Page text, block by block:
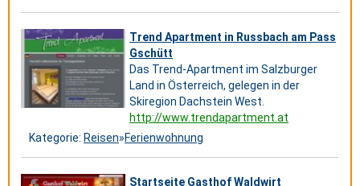
Trend Apartment in Russbach am Pass
Gschütt
Das Trend-Apartment im Salzburger
Land in Österreich, gelegen in der
Skiregion Dachstein West.
http://www.trendapartment.at
Kategorie: Reisen»Ferienwohnung
Startseite Gasthof Waldwirt